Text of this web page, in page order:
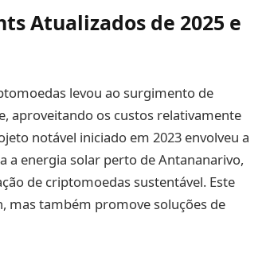
Atualizados de 2025 e
levou ao surgimento de
aproveitando os custos relativamente
notável iniciado em 2023 envolveu a
a energia solar perto de Antananarivo,
de criptomoedas sustentável. Este
mas também promove soluções de